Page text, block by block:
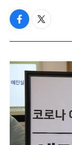
f
c
b
o
k
t
i
t
e
r